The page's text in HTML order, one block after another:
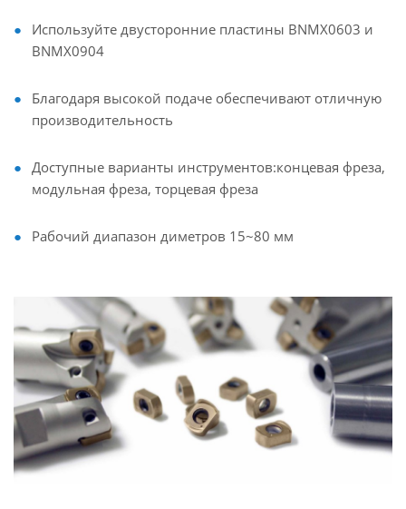
Используйте двусторонние пластины BNMX0603 и
BNMX0904
Благодаря высокой подаче обеспечивают отличную
производительность
Доступные варианты инструментов:концевая фреза,
модульная фреза, торцевая фреза
Рабочий диапазон диметров 15~80 мм